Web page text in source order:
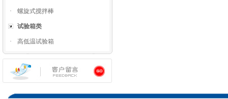
· 螺旋式搅拌棒
试验箱类
· 高低温试验箱